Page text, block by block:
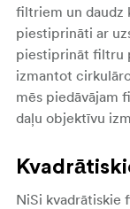
filtriem un daudz
piestiprināti ar
piestiprināt filtru
izmantot
mēs piedāvājam
daļu objektīvu
NiSi kvadrātiskie